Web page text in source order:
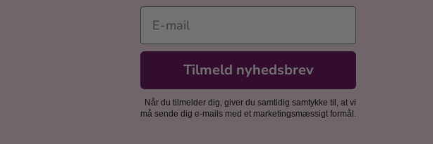
E-mail
Tilmeld nyhedsbrev
Når du tilmelder dig, giver du samtidig samtykke til, at vi
må sende dig e-mails med et marketingsmæssigt formål.